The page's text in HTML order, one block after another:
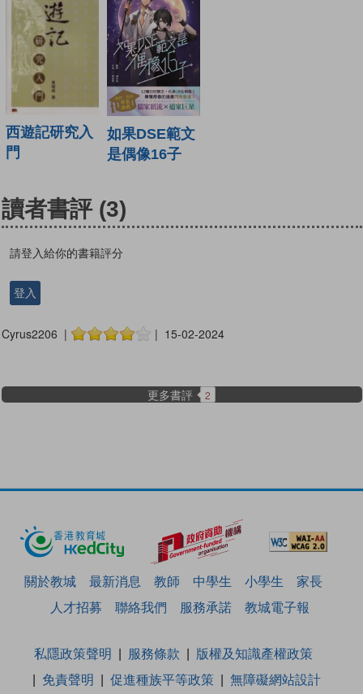
西遊記研究入
門
如果DSE範文
是偶像16子
讀者書評 (3)
請登入給你的書籍評分
登入
Cyrus2206 | | 15-02-2024
更多書評 2
關於教城 最新消息 教師 中學生 小學生
家長
人才招募
聯絡我們 服務承諾 教城電子報
私隱政策聲明 服務條款
版權及知識產權政策
免責聲明
促進種族平等政策 無障礙網站設計